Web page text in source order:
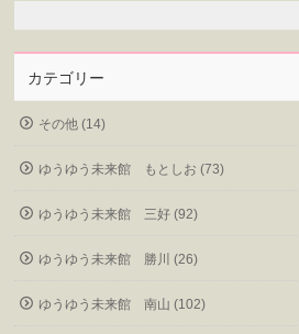
カテゴリー
その他 (14)
ゆうゆう未来館 もとしお (73)
ゆうゆう未来館 三好 (92)
ゆうゆう未来館 勝川 (26)
ゆうゆう未来館 南山 (102)